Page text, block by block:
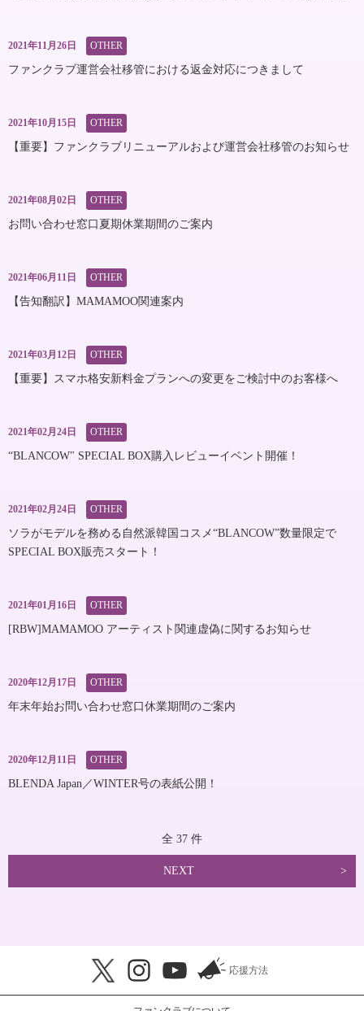
2021年11月26日 OTHER
ファンクラブ運営会社移管における返金対応につきまして
2021年10月15日 OTHER
【重要】ファンクラブリニューアルおよび運営会社移管のお知らせ
2021年08月02日 OTHER
お問い合わせ窓口夏期休業期間のご案内
2021年06月11日 OTHER
【告知翻訳】MAMAMOO関連案内
2021年03月12日 OTHER
【重要】スマホ格安新料金プランへの変更をご検討中のお客様へ
2021年02月24日 OTHER
“BLANCOW" SPECIAL BOX購入レビューイベント開催！
2021年02月24日 OTHER
ソラがモデルを務める自然派韓国コスメ“BLANCOW”数量限定で
SPECIAL BOX販売スタート！
2021年01月16日 OTHER
[RBW]MAMAMOO アーティスト関連虚偽に関するお知らせ
2020年12月17日 OTHER
年末年始お問い合わせ窓口休業期間のご案内
2020年12月11日 OTHER
BLENDA Japan／WINTER号の表紙公開！
全 37 件
NEXT
応援方法